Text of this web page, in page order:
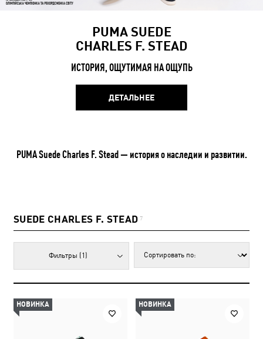
PUMA SUEDE
CHARLES F. STEAD
ИСТОРИЯ, ОЩУТИМАЯ НА ОЩУПЬ
ДЕТАЛЬНЕЕ
PUMA Suede Charles F. Stead — история о наследии и развитии.
SUEDE CHARLES F. STEAD 7
Фильтры (1)
НОВИНКА НОВИНКА